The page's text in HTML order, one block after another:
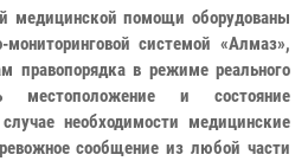
медицинской помощи оборудованы
мониторинговой системой «Алмаз»,
правопорядка в режиме реального
местоположение и состояние
необходимости медицинские
сообщение из любой части